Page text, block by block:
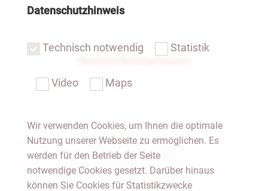
Notar Dresden
Fachgebiete
Datenschutzhinweis
Technisch notwendig Statistik
Video Maps
Wir verwenden Cookies, um Ihnen die optimale
Nutzung unserer Webseite zu ermöglichen. Es
werden für den Betrieb der Seite
notwendige Cookies gesetzt. Darüber hinaus
können Sie Cookies für Statistikzwecke